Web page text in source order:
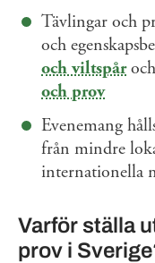
Tävlingar och
och
och viltspåroch
och prov
Evenemang
från mindre
internationella
Varför ställa
prov i